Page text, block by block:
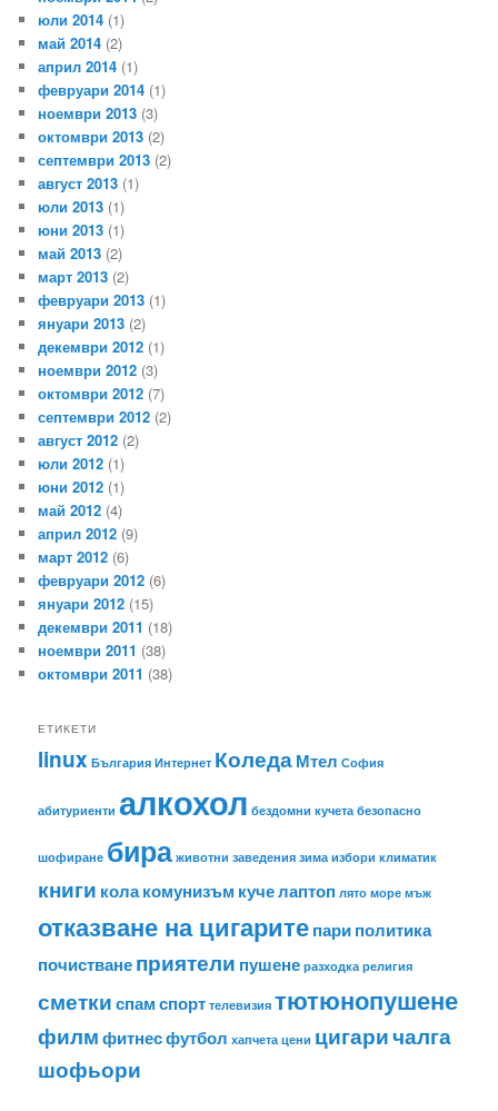
юли 2014 (1)
май 2014 (2)
април 2014 (1)
февруари 2014 (1)
ноември 2013 (3)
октомври 2013 (2)
септември 2013 (2)
август 2013 (1)
юли 2013 (1)
юни 2013 (1)
май 2013 (2)
март 2013 (2)
февруари 2013 (1)
януари 2013 (2)
декември 2012 (1)
ноември 2012 (3)
октомври 2012 (7)
септември 2012 (2)
август 2012 (2)
юли 2012 (1)
юни 2012 (1)
май 2012 (4)
април 2012 (9)
март 2012 (6)
февруари 2012 (6)
януари 2012 (15)
декември 2011 (18)
ноември 2011 (38)
октомври 2011 (38)
ЕТИКЕТИ
linux България Интернет КоледаМтел София
абитуриенти алкохол бездомни кучета безопасно
шофиране бира животни заведения зима избори климатик
книги колакомунизъм кучелаптоп лято море мъж
отказване на цигаритепариполитика
почистванеприятели пушене разходка религия
сметкиспамспорт телевизия тютюнопушене
филмфитнесфутбол хапчета цени цигаричалга
шофьори